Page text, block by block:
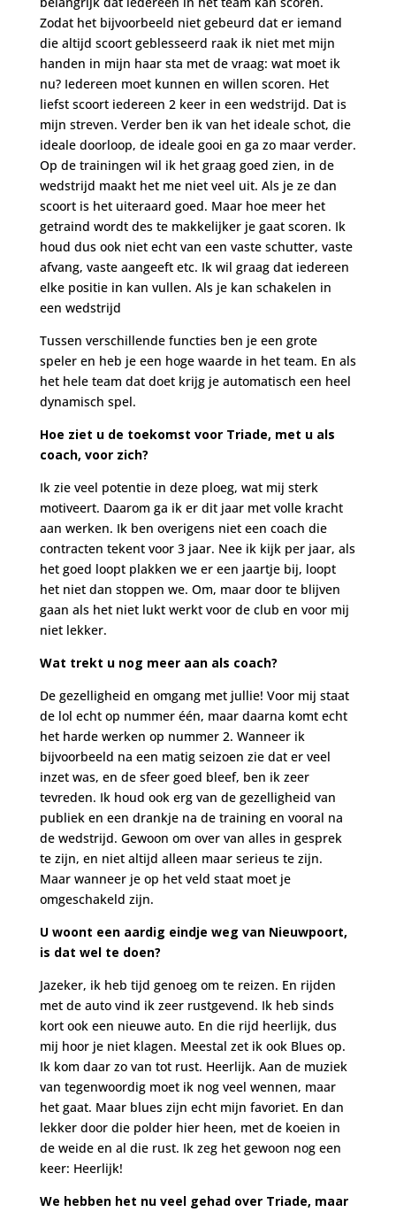
Zodat het bijvoorbeeld niet gebeurd dat er iemand
die altijd scoort geblesseerd raak ik niet met mijn
handen in mijn haar sta met de vraag: wat moet ik
nu? Iedereen moet kunnen en willen scoren. Het
liefst scoort iedereen 2 keer in een wedstrijd. Dat is
mijn streven. Verder ben ik van het ideale schot, die
ideale doorloop, de ideale gooi en ga zo maar verder.
Op de trainingen wil ik het graag goed zien, in de
wedstrijd maakt het me niet veel uit. Als je ze dan
scoort is het uiteraard goed. Maar hoe meer het
getraind wordt des te makkelijker je gaat scoren. Ik
houd dus ook niet echt van een vaste schutter, vaste
afvang, vaste aangeeft etc. Ik wil graag dat iedereen
elke positie in kan vullen. Als je kan schakelen in
een wedstrijd
Tussen verschillende functies ben je een grote
speler en heb je een hoge waarde in het team. En als
het hele team dat doet krijg je automatisch een heel
dynamisch spel.
Hoe ziet u de toekomst voor Triade, met u als
coach, voor zich?
Ik zie veel potentie in deze ploeg, wat mij sterk
motiveert. Daarom ga ik er dit jaar met volle kracht
aan werken. Ik ben overigens niet een coach die
contracten tekent voor 3 jaar. Nee ik kijk per jaar, als
het goed loopt plakken we er een jaartje bij, loopt
het niet dan stoppen we. Om, maar door te blijven
gaan als het niet lukt werkt voor de club en voor mij
niet lekker.
Wat trekt u nog meer aan als coach?
De gezelligheid en omgang met jullie! Voor mij staat
de lol echt op nummer één, maar daarna komt echt
het harde werken op nummer 2. Wanneer ik
bijvoorbeeld na een matig seizoen zie dat er veel
inzet was, en de sfeer goed bleef, ben ik zeer
tevreden. Ik houd ook erg van de gezelligheid van
publiek en een drankje na de training en vooral na
de wedstrijd. Gewoon om over van alles in gesprek
te zijn, en niet altijd alleen maar serieus te zijn.
Maar wanneer je op het veld staat moet je
omgeschakeld zijn.
U woont een aardig eindje weg van Nieuwpoort,
is dat wel te doen?
Jazeker, ik heb tijd genoeg om te reizen. En rijden
met de auto vind ik zeer rustgevend. Ik heb sinds
kort ook een nieuwe auto. En die rijd heerlijk, dus
mij hoor je niet klagen. Meestal zet ik ook Blues op.
Ik kom daar zo van tot rust. Heerlijk. Aan de muziek
van tegenwoordig moet ik nog veel wennen, maar
het gaat. Maar blues zijn echt mijn favoriet. En dan
lekker door die polder hier heen, met de koeien in
de weide en al die rust. Ik zeg het gewoon nog een
keer: Heerlijk!
We hebben het nu veel gehad over Triade, maar